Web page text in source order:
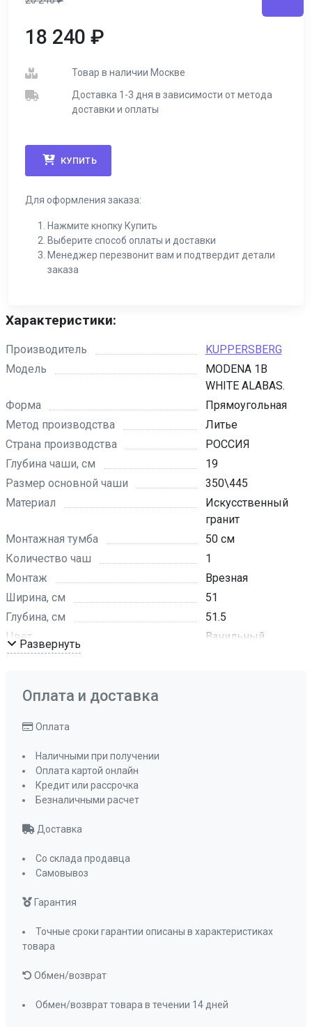
18 240 ₽
Товар в наличии Москве
Доставка 1-3 дня в зависимости от метода
доставки и оплаты
КУПИТЬ
Для оформления заказа:
Нажмите кнопку Купить
Выберите способ оплаты и доставки
Менеджер перезвонит вам и подтвердит детали
заказа
Характеристики:
Производитель
KUPPERSBERG
Модель
MODENA 1B
WHITE ALABAS.
Форма
Прямоугольная
Метод производства
Литье
Страна производства
РОССИЯ
Глубина чаши, см
19
Размер основной чаши
350\445
Материал
Искусственный
гранит
Монтажная тумба
50 см
Количество чаш
1
Монтаж
Врезная
Ширина, см
51
Глубина, см
51.5
Цвет
Ванильный
Комплектация
Развернуть
Оплата и доставка
Оплата
Наличными при получении
Оплата картой онлайн
Кредит или рассрочка
Безналичными расчет
Доставка
Со склада продавца
Самовывоз
Гарантия
Точные сроки гарантии описаны в характеристиках
товара
Обмен/возврат
Обмен/возврат товара в течении 14 дней